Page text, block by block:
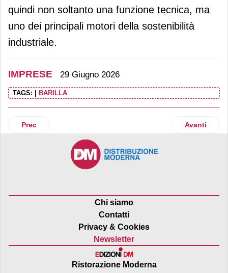
quindi non soltanto una funzione tecnica, ma
uno dei principali motori della sostenibilità
industriale.
IMPRESE 29 Giugno 2026
TAGS: BARILLA
Articolo precedente: Bennet, ricavi a 1,18 miliardi.
Prec Articolo
Avanti
Chi siamo
Contatti
Privacy & Cookies
Newsletter
Ristorazione Moderna